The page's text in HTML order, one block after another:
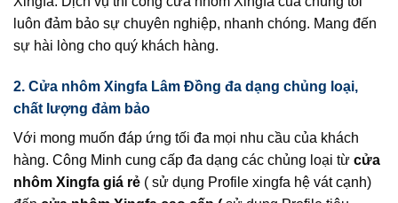
luôn đảm bảo sự chuyên nghiệp, nhanh chóng. Mang đến
sự hài lòng cho quý khách hàng.
2. Cửa nhôm Xingfa Lâm Đồng đa dạng chủng loại,
chất lượng đảm bảo
Với mong muốn đáp ứng tối đa mọi nhu cầu của khách
hàng. Công Minh cung cấp đa dạng các chủng loại từ cửa
nhôm Xingfa giá rẻ ( sử dụng Profile xingfa hệ vát cạnh)